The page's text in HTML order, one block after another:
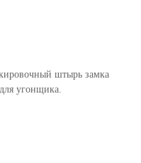
штырь замка
угонщика.